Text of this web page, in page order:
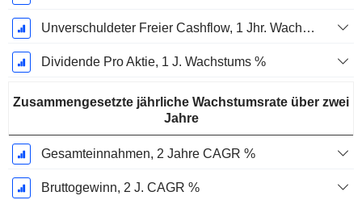
Unverschuldeter Freier Cashflow, 1 Jhr. Wachstum %
Dividende Pro Aktie, 1 J. Wachstums %
Zusammengesetzte jährliche Wachstumsrate über zwei
Jahre
Gesamteinnahmen, 2 Jahre CAGR %
Bruttogewinn, 2 J. CAGR %